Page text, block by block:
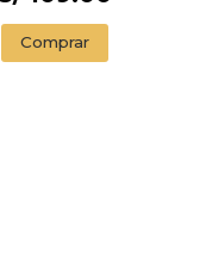
Comprar